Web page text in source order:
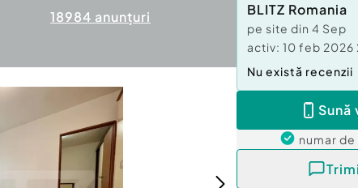
18984 anunțuri
BLITZ Romania
pe site din 4 Sep
activ: 10 feb 2026
Nu există recenzii
Sună
numar